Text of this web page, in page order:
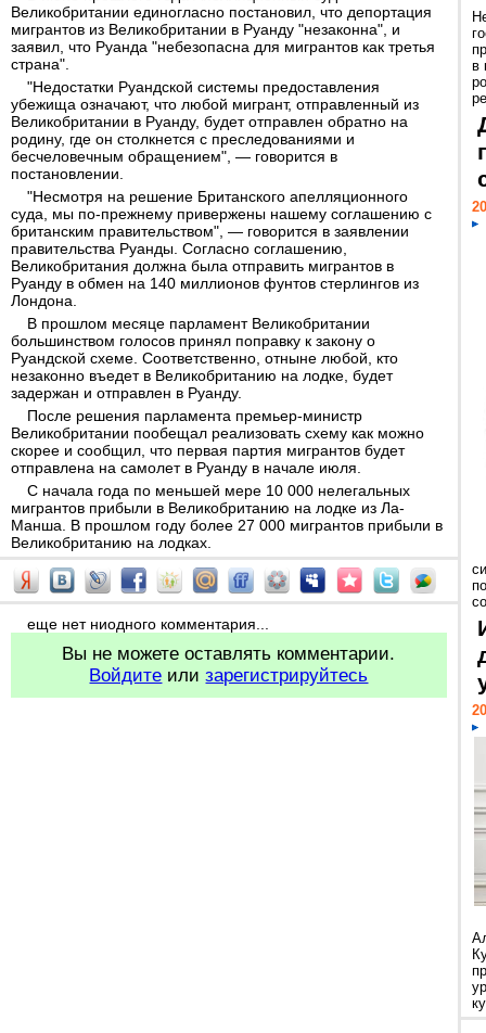
Великобритании единогласно постановил, что депортация
мигрантов из Великобритании в Руанду "незаконна", и
заявил, что Руанда "небезопасна для мигрантов как третья
страна".
"Недостатки Руандской системы предоставления
убежища означают, что любой мигрант, отправленный из
Великобритании в Руанду, будет отправлен обратно на
родину, где он столкнется с преследованиями и
бесчеловечным обращением", — говорится в
постановлении.
"Несмотря на решение Британского апелляционного
суда, мы по-прежнему привержены нашему соглашению с
британским правительством", — говорится в заявлении
правительства Руанды. Согласно соглашению,
Великобритания должна была отправить мигрантов в
Руанду в обмен на 140 миллионов фунтов стерлингов из
Лондона.
В прошлом месяце парламент Великобритании
большинством голосов принял поправку к закону о
Руандской схеме. Соответственно, отныне любой, кто
незаконно въедет в Великобританию на лодке, будет
задержан и отправлен в Руанду.
После решения парламента премьер-министр
Великобритании пообещал реализовать схему как можно
скорее и сообщил, что первая партия мигрантов будет
отправлена на самолет в Руанду в начале июля.
С начала года по меньшей мере 10 000 нелегальных
мигрантов прибыли в Великобританию на лодке из Ла-
Манша. В прошлом году более 27 000 мигрантов прибыли в
Великобританию на лодках.
еще нет ниодного комментария...
Вы не можете оставлять комментарии.
Войдите илизарегистрируйтесь
в